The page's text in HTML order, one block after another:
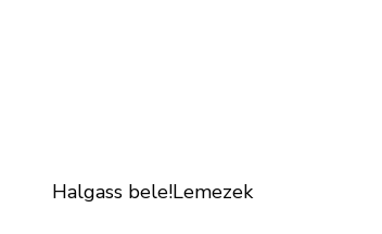
Halgass bele!Lemezek